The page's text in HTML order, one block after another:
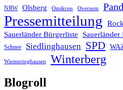
NRW Olsberg Omikron Oversum
Pressemitteilung Rock
Sauerländer Bürgerliste
Schnee Siedlinghausen SPD
Wiemeringhausen Winterberg
Blogroll